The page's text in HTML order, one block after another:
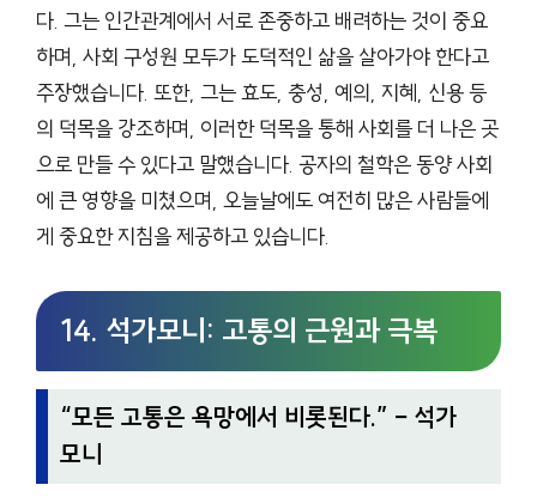
다. 그는 인간관계에서 서로 존중하고 배려하는 것이 중요
하며, 사회 구성원 모두가 도덕적인 삶을 살아가야 한다고
주장했습니다. 또한, 그는 효도, 충성, 예의, 지혜, 신용 등
의 덕목을 강조하며, 이러한 덕목을 통해 사회를 더 나은 곳
으로 만들 수 있다고 말했습니다. 공자의 철학은 동양 사회
에 큰 영향을 미쳤으며, 오늘날에도 여전히 많은 사람들에
게 중요한 지침을 제공하고 있습니다.
14. 석가모니: 고통의 근원과 극복
“모든 고통은 욕망에서 비롯된다.” – 석가
모니